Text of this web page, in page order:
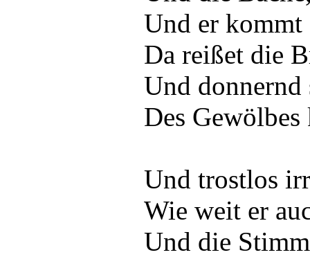
Und er kommt
Da reißet die
Und donnernd
Des
Und trostlos
Wie weit er
Und die